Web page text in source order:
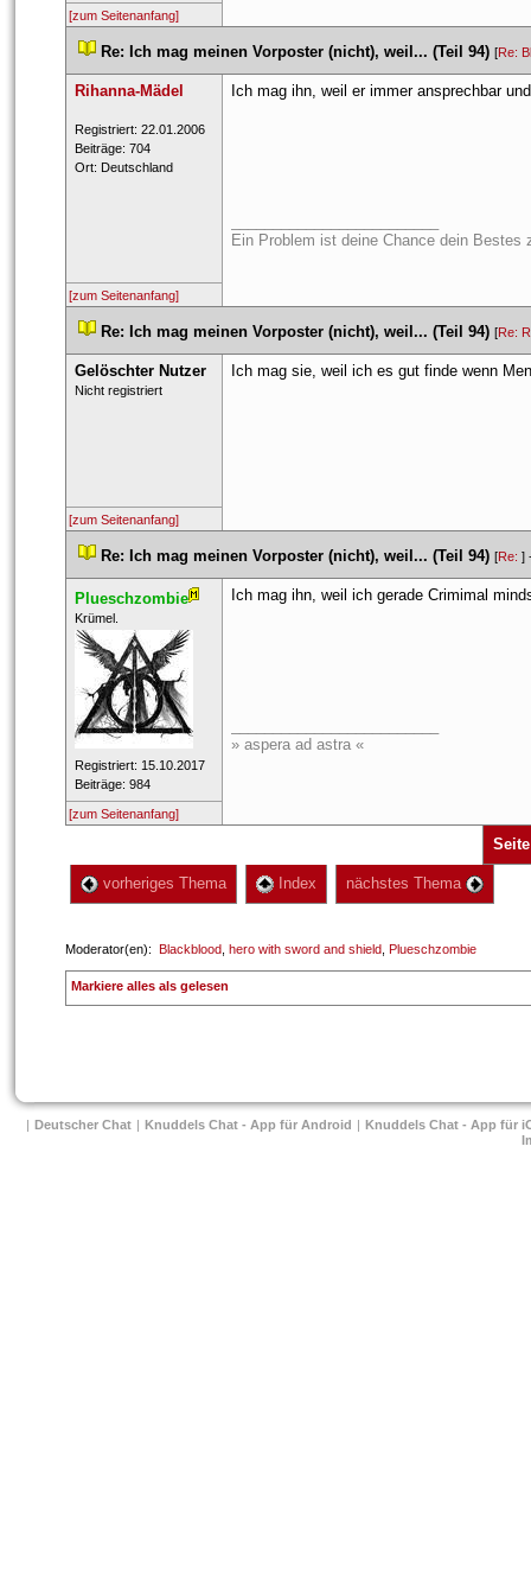
[zum Seitenanfang]
Re: Ich mag meinen Vorposter (nicht), weil... (Teil 94) [Re:
Rihanna-Mädel
Registriert: 22.01.2006
Beiträge: 704
Ort: Deutschland
Ich mag ihn, weil er immer ansprechbar
Ein Problem ist deine Chance dein Bestes
[zum Seitenanfang]
Re: Ich mag meinen Vorposter (nicht), weil... (Teil 94) [Re:
Gelöschter Nutzer
Nicht registriert
Ich mag sie, weil ich es gut finde wenn
[zum Seitenanfang]
Re: Ich mag meinen Vorposter (nicht), weil... (Teil 94) [Re: ]
Plueschzombie
​Krümel.
Registriert: 15.10.2017
Beiträge: 984
Ich mag ihn, weil ich gerade Crimimal
» aspera ad astra «
[zum Seitenanfang]
vorheriges Thema Index nächstes Thema
Moderator(en): Blackblood hero with sword and shield Plueschzombie
Markiere alles als gelesen
| Deutscher Chat | Knuddels Chat - App für Android | Knuddels Chat - App für